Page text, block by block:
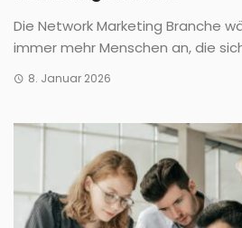
Die Network Marketing Branche
immer mehr Menschen an, die
8. Januar 2026